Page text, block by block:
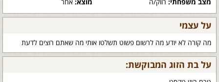
על עצמי
מה קורה לא יודע מה לרשום פשוט תשלטו אותי מה שאתם רוצים לדעת
על בת הזוג המבוקשת: